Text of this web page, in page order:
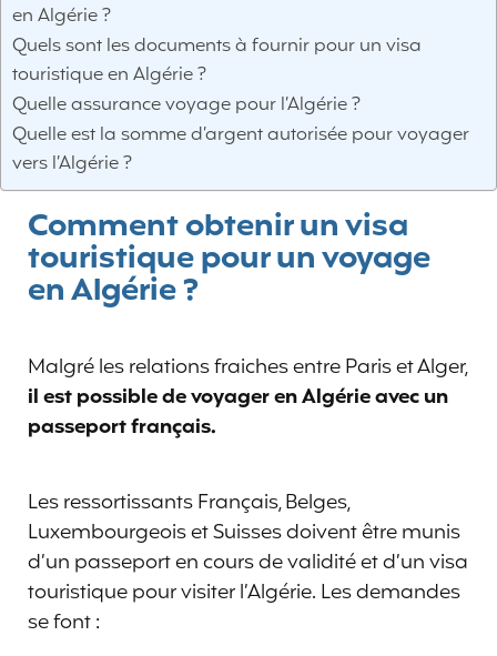
en Algérie ?
Quels sont les documents à fournir pour un visa
touristique en Algérie ?
Quelle assurance voyage pour l’Algérie ?
Quelle est la somme d’argent autorisée pour voyager
vers l’Algérie ?
Comment obtenir un visa
touristique pour un voyage
en Algérie ?
Malgré les relations fraiches entre Paris et Alger,
il est possible de voyager en Algérie avec un
passeport français.
Les ressortissants Français, Belges,
Luxembourgeois et Suisses doivent être munis
d’un passeport en cours de validité et d’un visa
touristique pour visiter l’Algérie. Les demandes
se font :